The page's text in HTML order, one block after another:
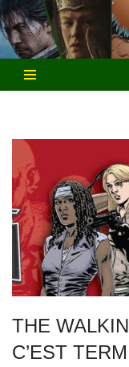
Aller
au
contenu
THE
C’EST